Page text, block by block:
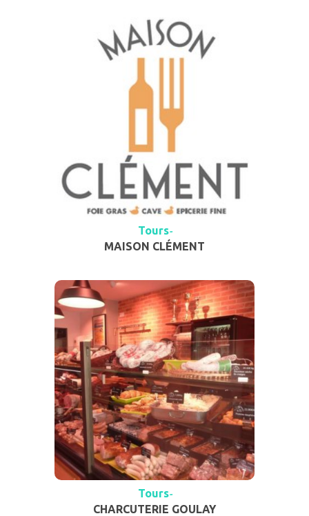
Tours-
MAISON CLÉMENT
Tours-
CHARCUTERIE GOULAY